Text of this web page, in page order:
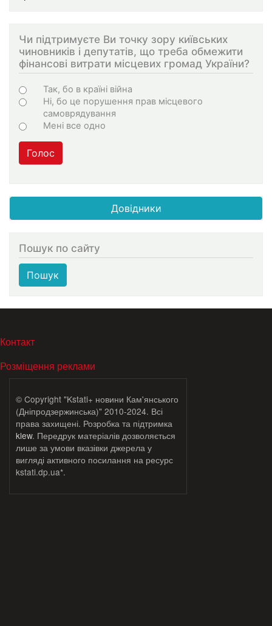
Чи підтримуєте Ви точку зору київських
чиновників і депутатів, що треба обмежити
фінансові витрати місцевих громад України?
Варіанти
Так, бо в країні війна
Ні, бо це порушення прав місцевого
самоврядування
Мені все одно
Голос
Довідники
Пошук по сайту
Пошук
МЕНЮ В ПОДВАЛЕ
Контакт
Розміщення реклами
© Copyright "Kstati+ новини Кам'янського
(Дніпродзержинська)" 2010-2024. Всі
права захищені. Розробка та підтримка
klew. Передрук матеріалів дозволяється
лише за умови вказівки джерела у
вигляді активного посилання на ресурс
kstati.dp.ua*.